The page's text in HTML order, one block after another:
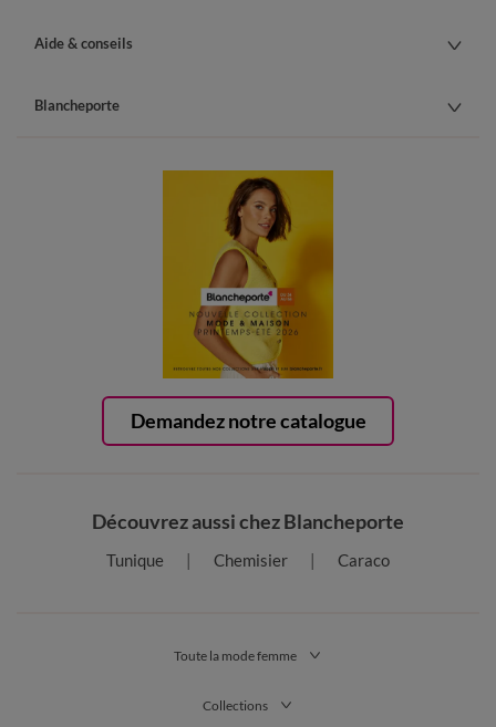
Demandez notre catalogue
Aide & conseils
Blancheporte
Découvrez aussi chez Blancheporte
Tunique Chemisier Caraco
Toute la mode femme
Collections